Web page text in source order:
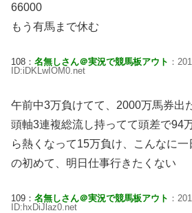
66000
もう有馬まで休む
108： 名無しさん＠実況で競馬板アウト ：
ID:iDKLwIOM0.net
午前中3万負けてて、2000万馬券出
頭軸3連複総流し持ってて頭差で94
ら熱くなって15万負け、こんなに一
の初めて、明日仕事行きたくない
109： 名無しさん＠実況で競馬板アウト ：
ID:hxDiJlaz0.net